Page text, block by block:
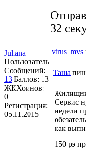
Juliana
Пользователь
Сообщений:
13 Баллов: 13
ЖКХоинов:
0
Регистрация:
05.11.2015
32
virus_mvs
Таша
Сервис
недели
как
150 рэ